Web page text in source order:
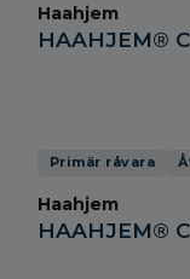
Haahjem
HAAHJEM®
Primär råvara
Haahjem
HAAHJEM®